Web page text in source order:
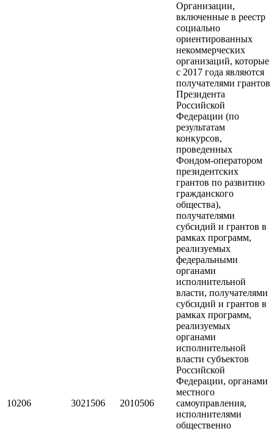
10206 3021506 2010506
Организации,
включенные в реестр
социально
ориентированных
некоммерческих
организаций, которые
с 2017 года являются
получателями грантов
Президента
Российской
Федерации (по
результатам
конкурсов,
проведенных
Фондом-оператором
президентских
грантов по развитию
гражданского
общества),
получателями
субсидий и грантов в
рамках программ,
реализуемых
федеральными
органами
исполнительной
власти, получателями
субсидий и грантов в
рамках программ,
реализуемых
органами
исполнительной
власти субъектов
Российской
Федерации, органами
местного
самоуправления,
исполнителями
общественно